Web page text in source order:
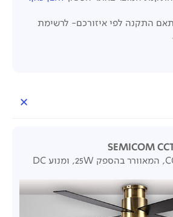
התקנה לפי איזורכם- לרשימת
SEMICOM
מאוורר תקרה "52 CCT, המאוורר בהספק 25W, ומנוע DC